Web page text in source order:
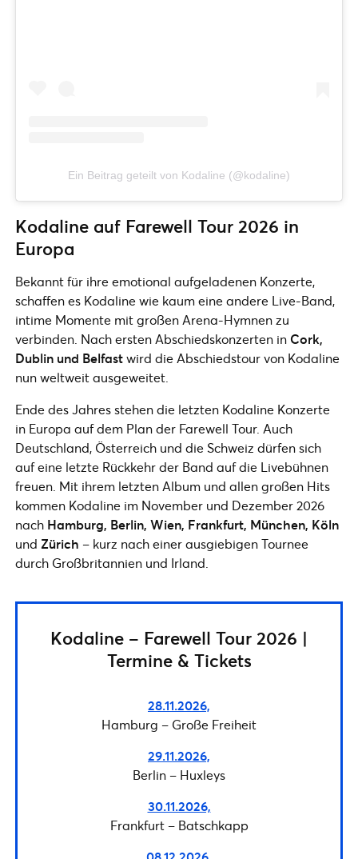
Ein Beitrag geteilt von Kodaline (@kodaline)
Kodaline auf Farewell Tour 2026 in
Europa
Bekannt für ihre emotional aufgeladenen Konzerte,
schaffen es Kodaline wie kaum eine andere Live-Band,
intime Momente mit großen Arena-Hymnen zu
verbinden. Nach ersten Abschiedskonzerten in Cork,
Dublin und Belfastwird die Abschiedstour von Kodaline
nun weltweit ausgeweitet.
Ende des Jahres stehen die letzten Kodaline Konzerte
in Europa auf dem Plan der Farewell Tour. Auch
Deutschland, Österreich und die Schweiz dürfen sich
auf eine letzte Rückkehr der Band auf die Livebühnen
freuen. Mit ihrem letzten Album und allen großen Hits
kommen Kodaline im November und Dezember 2026
nach Hamburg, Berlin, Wien, Frankfurt, München, Köln
und Zürich – kurz nach einer ausgiebigen Tournee
durch Großbritannien und Irland.
Kodaline – Farewell Tour 2026 |
Termine & Tickets
28.11.2026,
Hamburg – Große Freiheit
29.11.2026,
Berlin – Huxleys
30.11.2026,
Frankfurt – Batschkapp